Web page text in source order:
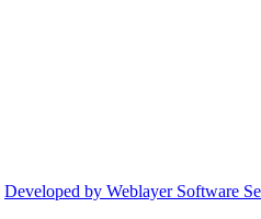
Developed by Weblayer Software